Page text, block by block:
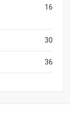
16
30
36